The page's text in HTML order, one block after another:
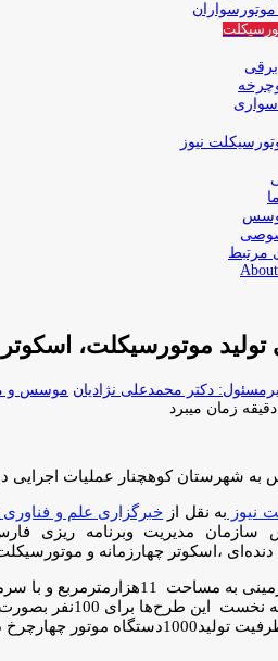
نیوز
مرتبط
تولید موتورسیکلت،
موسس و
به شهرستان کوهچنار عملیات اجرایی
نیوز به نقل از خبرگزاری علم و
مدیریت وبرنامه ریزی
،اسکوتر چهارزمانه و
گذاری افزون بر 2800میلیارد ریال آغازشد.
100نفر بصورت مستقیم اشتغال ایجاد می‌شود.